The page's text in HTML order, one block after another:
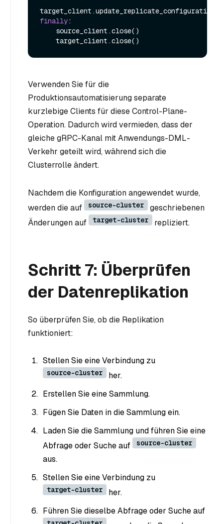
finally:
Verwenden Sie für die
Produktionsautomatisierung separate
kurzlebige Clients für diese Control-Plane-
Operation. Dadurch wird vermieden, dass der
gleiche gRPC-Kanal mit Anwendungs-DML-
Verkehr geteilt wird, während sich die
Clusterrolle ändert.
Nachdem die Konfiguration angewendet wurde,
werden die auf
source-cluster
geschriebenen
Änderungen auf
target-cluster repliziert.
Schritt 7: Überprüfen
der Datenreplikation
So überprüfen Sie, ob die Replikation
funktioniert:
Stellen Sie eine Verbindung zu
source-cluster
her.
Erstellen Sie eine Sammlung.
Fügen Sie Daten in die Sammlung ein.
Laden Sie die Sammlung und führen Sie eine
Abfrage oder Suche auf
source-cluster
aus.
Stellen Sie eine Verbindung zu
target-cluster
her.
Führen Sie dieselbe Abfrage oder Suche auf